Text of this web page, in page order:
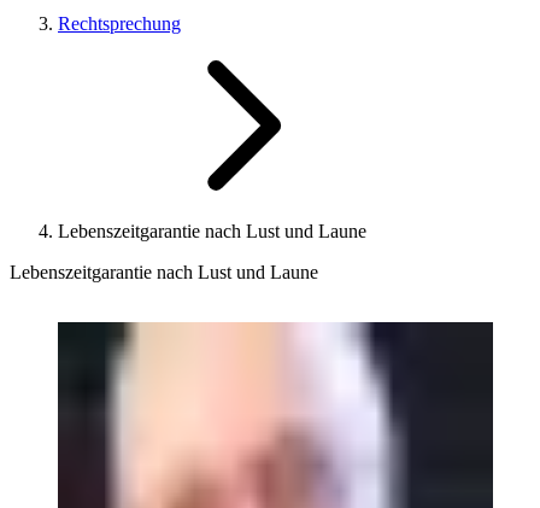
Rechtsprechung
Lebenszeitgarantie nach Lust und Laune
Lebenszeitgarantie nach Lust und Laune